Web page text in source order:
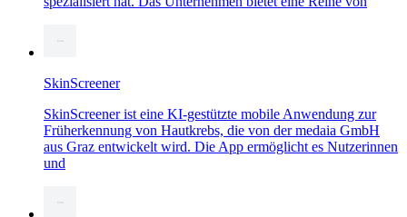
SkinScreener
SkinScreener ist eine KI-gestützte mobile Anwendung zur
Früherkennung von Hautkrebs, die von der medaia GmbH
aus Graz entwickelt wird. Die App ermöglicht es Nutzerinnen
und